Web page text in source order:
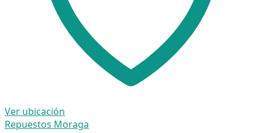
Ver ubicación
Repuestos Moraga